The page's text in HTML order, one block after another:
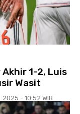
Akhir 1-2, Luis
Wasit
- 10:52 WIB